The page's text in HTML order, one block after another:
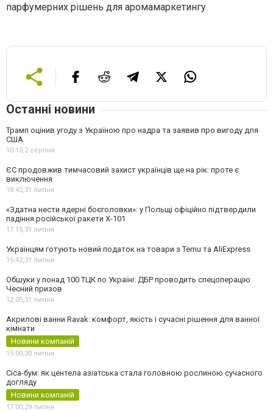
парфумерних рішень для аромамаркетингу.
Останні новини
Трамп оцінив угоду з Україною про надра та заявив про вигоду для
США
10:15,2 серпня
ЄС продовжив тимчасовий захист українців ще на рік: проте є
виключення
18:42,31 липня
«Здатна нести ядерні боєголовки»: у Польщі офіційно підтвердили
падіння російської ракети Х-101
17:15,31 липня
Українцям готують новий податок на товари з Temu та AliExpress
15:42,31 липня
Обшуки у понад 100 ТЦК по Україні: ДБР проводить спецоперацію
Чесний призов
12:05,31 липня
Акрилові ванни Ravak: комфорт, якість і сучасні рішення для ванної
кімнати
Новини компаній
15:00,30 липня
Cica-бум: як центела азіатська стала головною рослиною сучасного
догляду
Новини компаній
17:00,29 липня